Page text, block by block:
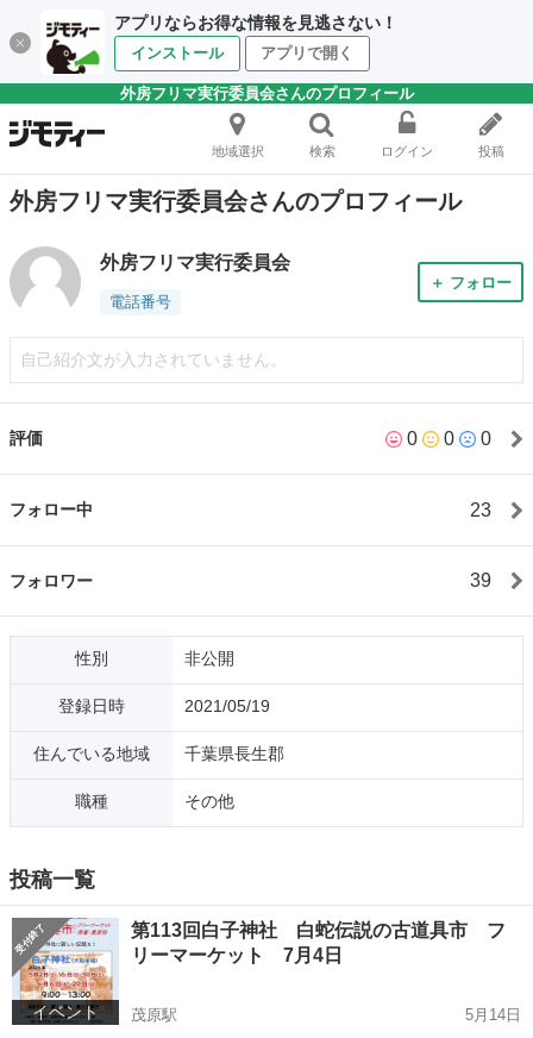
アプリならお得な情報を見逃さない！
インストール アプリで開く
外房フリマ実行委員会さんのプロフィール
地域選択 検索 ログイン 投稿
外房フリマ実行委員会さんのプロフィール
外房フリマ実行委員会
電話番号
＋ フォロー
自己紹介文が入力されていません。
評価 0 0 0
フォロー中 23
フォロワー 39
性別 非公開
登録日時 2021/05/19
住んでいる地域 千葉県長生郡
職種 その他
投稿一覧
イベント
第113回白子神社 白蛇伝説の古道具市 フ
リーマーケット 7月4日
茂原駅
5月14日